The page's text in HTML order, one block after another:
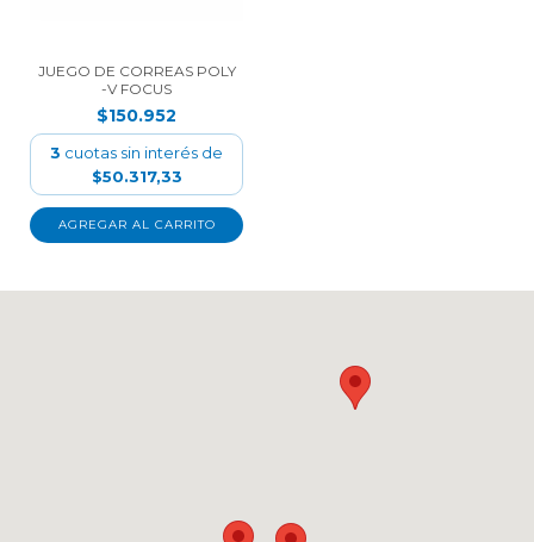
JUEGO DE CORREAS POLY
-V FOCUS
$150.952
3 cuotas sin interés de
$50.317,33